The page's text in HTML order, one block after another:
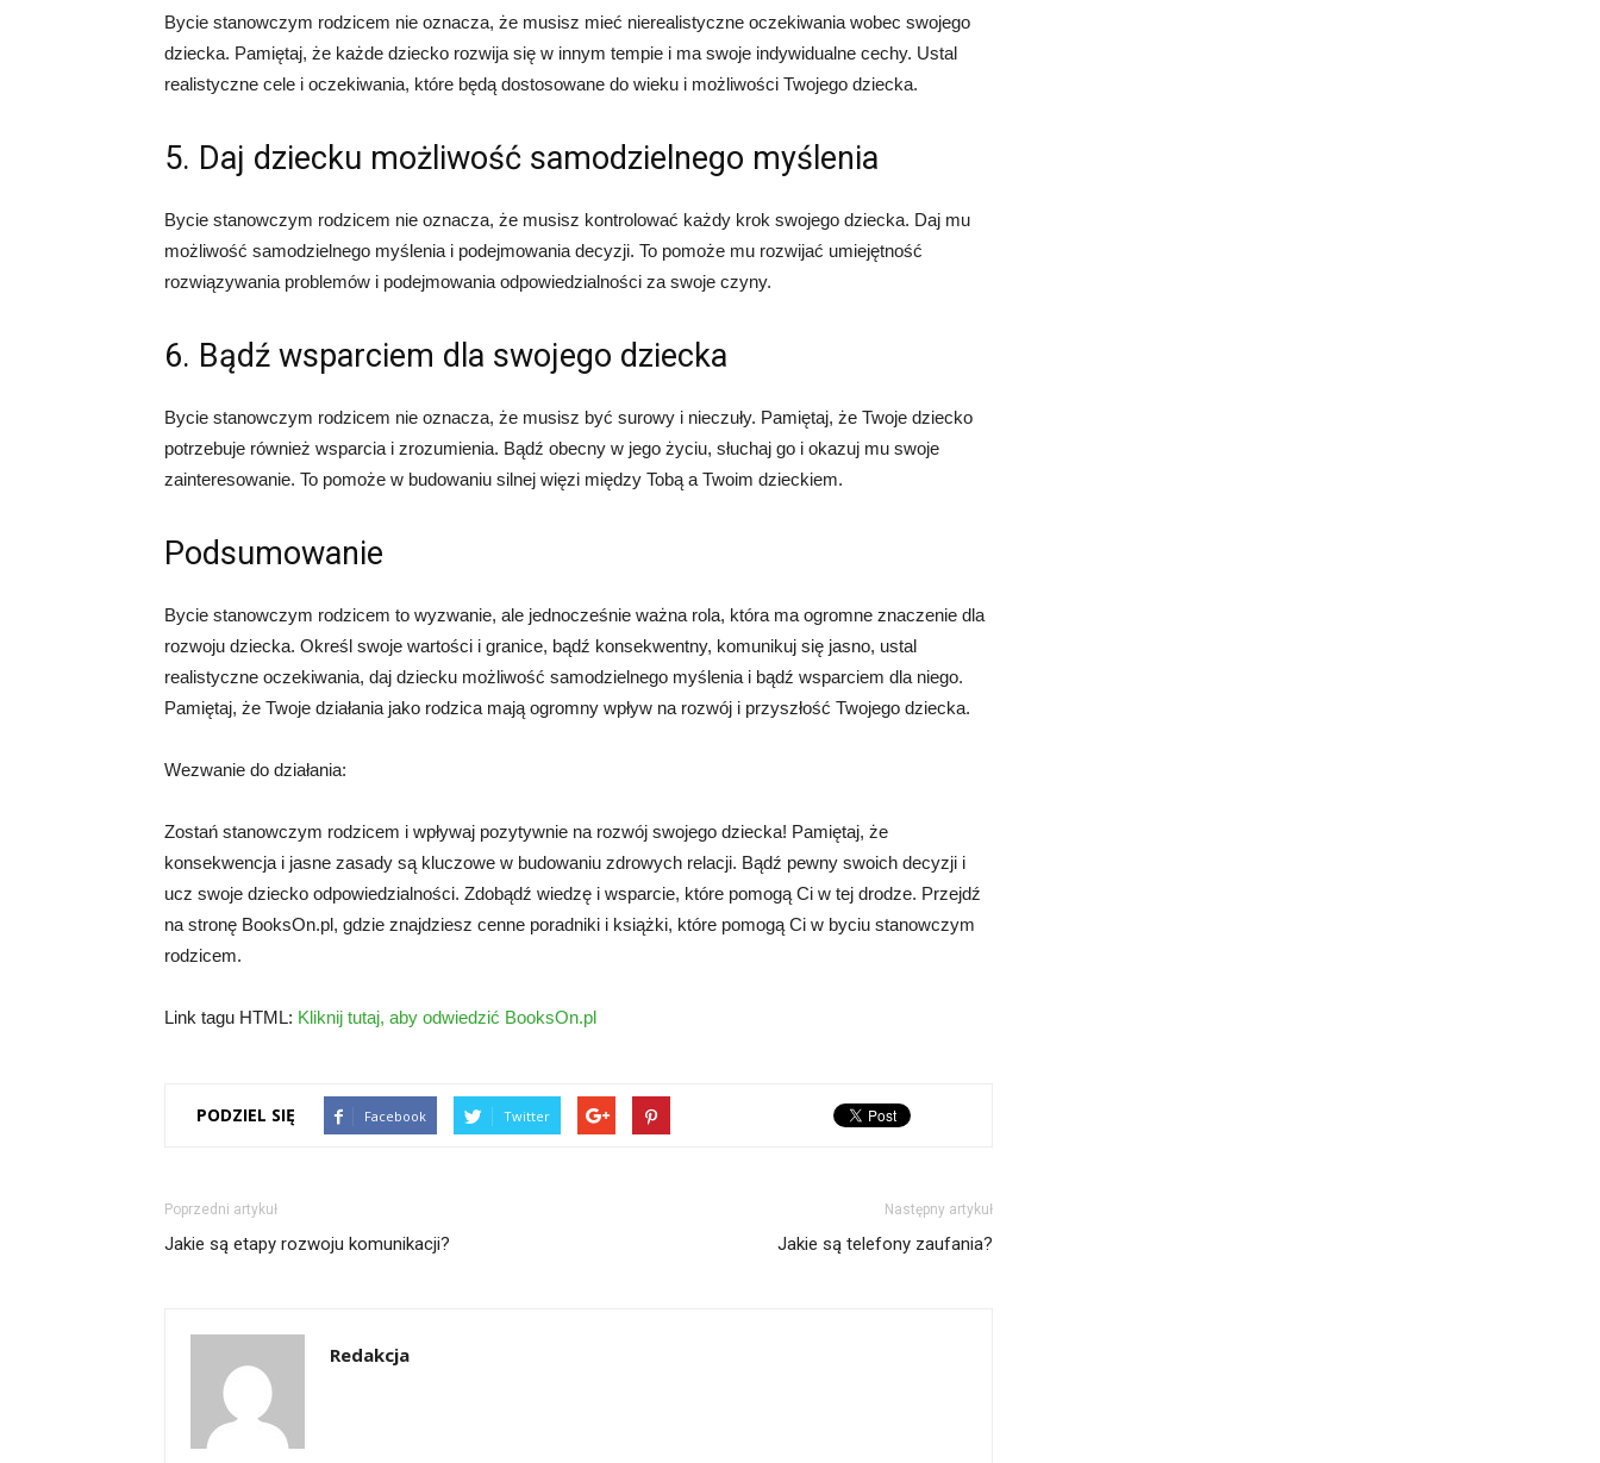
Bycie stanowczym rodzicem nie oznacza, że musisz mieć nierealistyczne oczekiwania wobec swojego
dziecka. Pamiętaj, że każde dziecko rozwija się w innym tempie i ma swoje indywidualne cechy. Ustal
realistyczne cele i oczekiwania, które będą dostosowane do wieku i możliwości Twojego dziecka.
5. Daj dziecku możliwość samodzielnego myślenia
Bycie stanowczym rodzicem nie oznacza, że musisz kontrolować każdy krok swojego dziecka. Daj mu
możliwość samodzielnego myślenia i podejmowania decyzji. To pomoże mu rozwijać umiejętność
rozwiązywania problemów i podejmowania odpowiedzialności za swoje czyny.
6. Bądź wsparciem dla swojego dziecka
Bycie stanowczym rodzicem nie oznacza, że musisz być surowy i nieczuły. Pamiętaj, że Twoje dziecko
potrzebuje również wsparcia i zrozumienia. Bądź obecny w jego życiu, słuchaj go i okazuj mu swoje
zainteresowanie. To pomoże w budowaniu silnej więzi między Tobą a Twoim dzieckiem.
Podsumowanie
Bycie stanowczym rodzicem to wyzwanie, ale jednocześnie ważna rola, która ma ogromne znaczenie dla
rozwoju dziecka. Określ swoje wartości i granice, bądź konsekwentny, komunikuj się jasno, ustal
realistyczne oczekiwania, daj dziecku możliwość samodzielnego myślenia i bądź wsparciem dla niego.
Pamiętaj, że Twoje działania jako rodzica mają ogromny wpływ na rozwój i przyszłość Twojego dziecka.
Wezwanie do działania:
Zostań stanowczym rodzicem i wpływaj pozytywnie na rozwój swojego dziecka! Pamiętaj, że
konsekwencja i jasne zasady są kluczowe w budowaniu zdrowych relacji. Bądź pewny swoich decyzji i
ucz swoje dziecko odpowiedzialności. Zdobądź wiedzę i wsparcie, które pomogą Ci w tej drodze. Przejdź
na stronę BooksOn.pl, gdzie znajdziesz cenne poradniki i książki, które pomogą Ci w byciu stanowczym
rodzicem.
Link tagu HTML: Kliknij tutaj, aby odwiedzić BooksOn.pl
PODZIEL SIĘ Facebook Twitter
Poprzedni artykuł
Jakie są etapy rozwoju komunikacji?
Następny artykuł
Jakie są telefony zaufania?
Redakcja